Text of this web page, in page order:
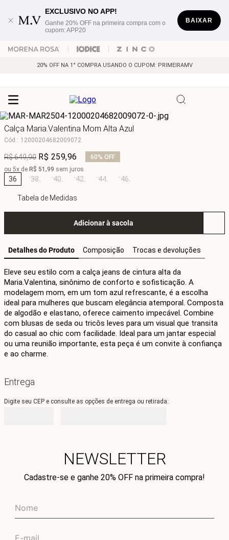
EXCLUSIVO NO APP!
Ganhe 20% OFF na primeira compra com o
cupom: APP20
BAIXAR
20% OFF NA 1° COMPRA USANDO O CUPOM: PRIMEIRAMV
Calça Maria.Valentina Mom Alta Azul
Cód.: 12000204682009072
R$649,90 R$ 259,96 60% OFF
ou 5x de R$ 51 ,99 sem juros
36 38 40 42 44 46
Tabela de Medidas
Adicionar à sacola
Detalhes do Produto Composição Trocas e devoluções
Eleve seu estilo com a calça jeans de cintura alta da
Maria.Valentina, sinônimo de conforto e sofisticação. A
modelagem mom, em um tom azul refrescante, é a escolha
ideal para mulheres que buscam elegância atemporal. Composta
de algodão e elastano, oferece caimento impecável. Combine
com blusas de seda ou tricôs leves para um visual que transita
do casual ao chic com facilidade. Ideal para um jantar especial
ou uma reunião importante, esta peça é um convite à confiança
e ao charme.
Entrega
Digite seu CEP e consulte as opções de entrega ou retirada:
NEWSLETTER
Cadastre-se e ganhe 20% OFF na primeira compra!